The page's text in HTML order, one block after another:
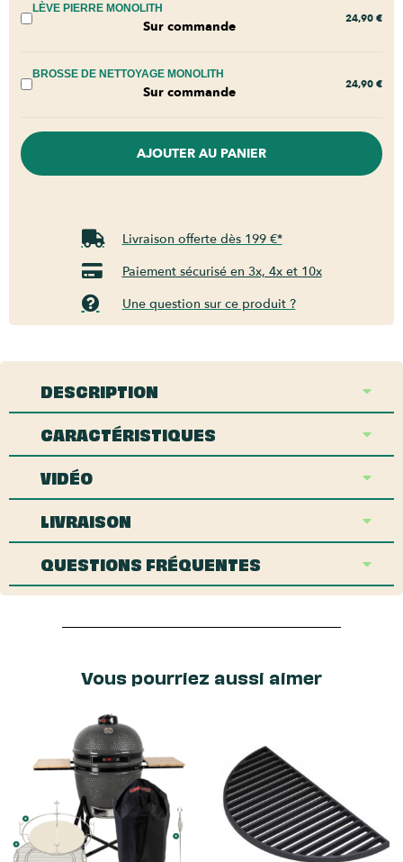
LÈVE PIERRE MONOLITH
Sur commande 24,90 €
BROSSE DE NETTOYAGE MONOLITH
Sur commande 24,90 €
AJOUTER AU PANIER
Livraison offerte dès 199 €*
Paiement sécurisé en 3x, 4x et 10x
Une question sur ce produit ?
DESCRIPTION
CARACTÉRISTIQUES
VIDÉO
LIVRAISON
QUESTIONS FRÉQUENTES
Vous pourriez aussi aimer